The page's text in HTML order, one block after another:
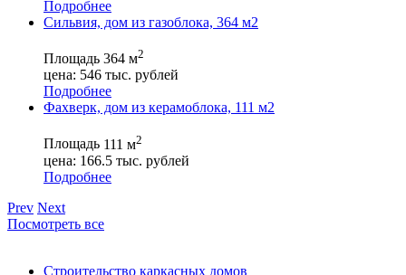
Подробнее
Сильвия, дом из газоблока, 364 м2
Площадь 364 м2
цена: 546 тыс. рублей
Подробнее
Фахверк, дом из керамоблока, 111 м2
Площадь 111 м2
цена: 166.5 тыс. рублей
Подробнее
Prev Next
Посмотреть все
Строительство каркасных домов